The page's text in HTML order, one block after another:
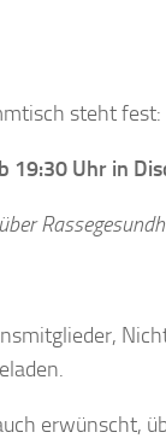
steht fest:
19:30 Uhr in
erwünscht,